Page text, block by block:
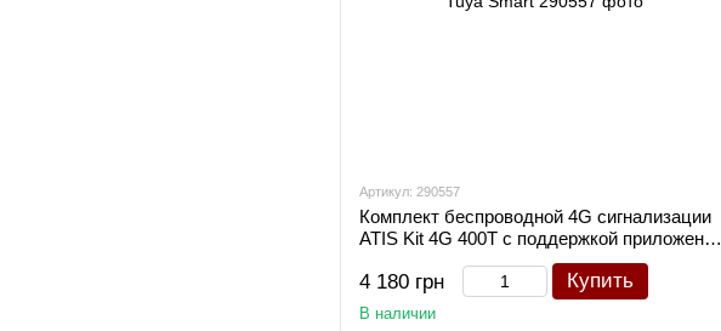
Артикул: 290557
Комплект беспроводной 4G сигнализации
ATIS Kit 4G 400T с поддержкой приложения
4 180 грн Купить
В наличии